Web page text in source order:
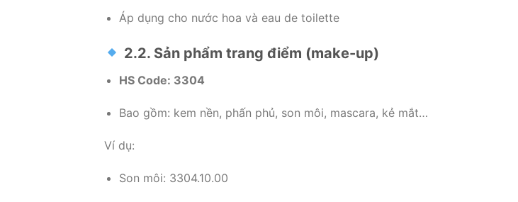
Áp dụng cho nước hoa và eau de toilette
2.2. Sản phẩm trang điểm (make-up)
HS Code: 3304
Bao gồm: kem nền, phấn phủ, son môi, mascara, kẻ mắt…
Ví dụ:
Son môi: 3304.10.00